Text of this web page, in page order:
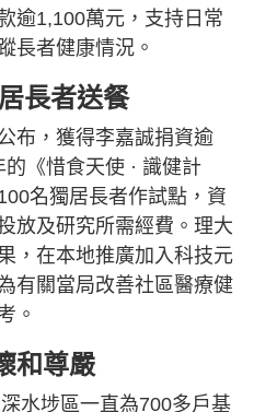
逾1,100萬元，支持日常
長者健康情況。
長者送餐
布，獲得李嘉誠捐資逾
《惜食天使 · 識健計
名獨居長者作試點，資
放及研究所需經費。理大
，在本地推廣加入科技元
有關當局改善社區醫療健
。
和尊嚴
水埗區一直為700多戶基